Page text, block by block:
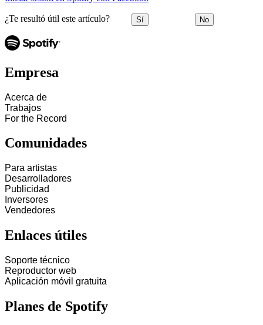
¿Te resultó útil este artículo? Sí No
Empresa
Acerca de
Trabajos
For the Record
Comunidades
Para artistas
Desarrolladores
Publicidad
Inversores
Vendedores
Enlaces útiles
Soporte técnico
Reproductor web
Aplicación móvil gratuita
Planes de Spotify